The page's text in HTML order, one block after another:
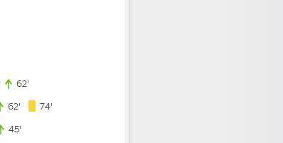
62'
62' 62. minute
74'
45'